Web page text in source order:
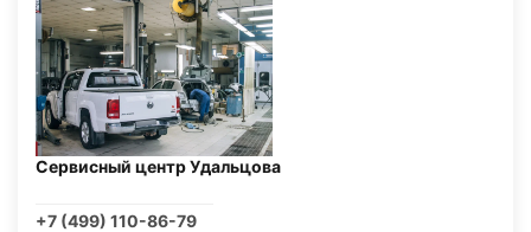
Сервисный центр Удальцова
+7 (499) 110-86-79